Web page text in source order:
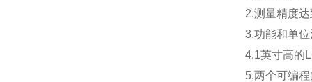
2.测量精度
3.功能和单
4.1英寸高的
5.两个可编